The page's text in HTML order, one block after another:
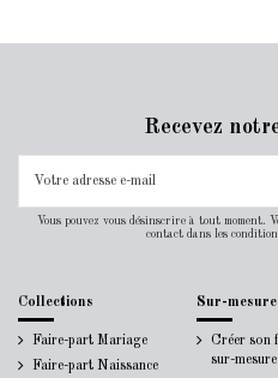
Recevez
Vous pouvez vous désinscrire à tout moment.
contact dans les
Collections
Faire-part Mariage
Faire-part Naissance
Sur-mesure
Créer son
sur-mesure